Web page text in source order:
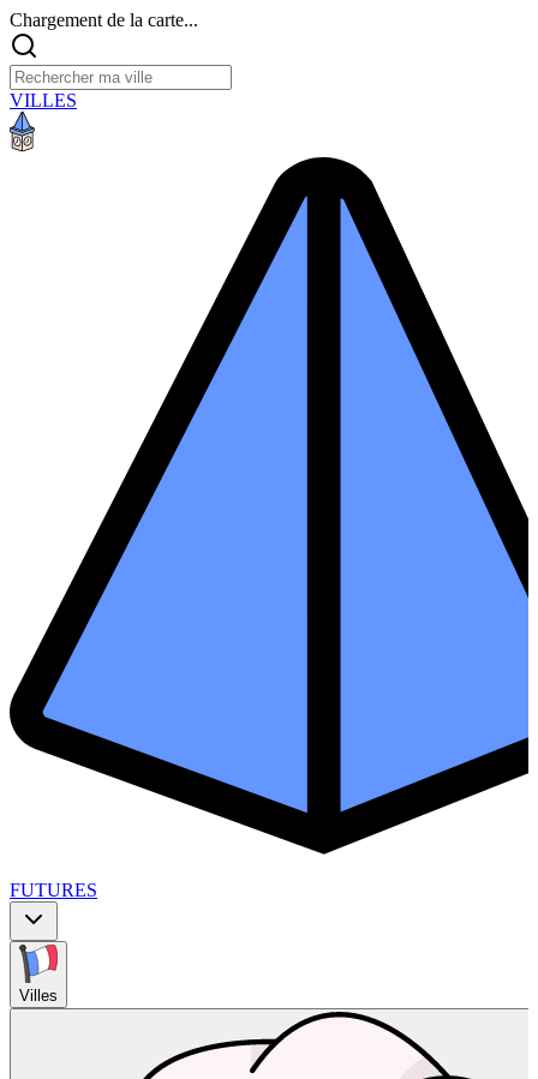
Chargement de la carte...
VILLES
FUTURES
Villes